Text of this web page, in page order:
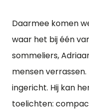
Daarmee komen
waar het bij één
sommeliers,
mensen verrassen.
ingericht. Hij kan
toelichten: